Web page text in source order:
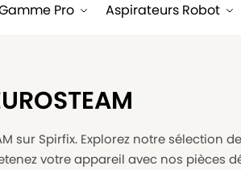
Pro Aspirateurs Robot
sur Spirfix. Explorez notre
votre appareil avec nos